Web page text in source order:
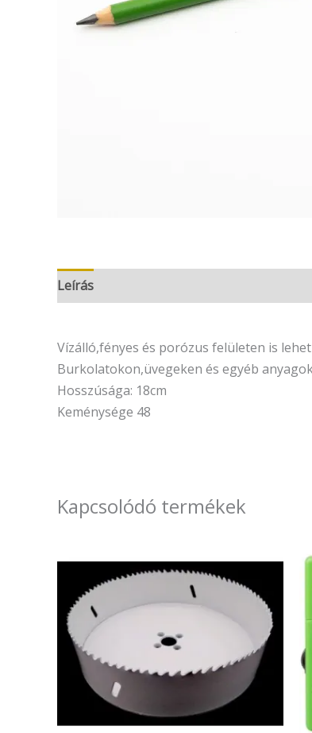
Leírás
Vízálló,fényes és porózus felületen is
Burkolatokon,üvegeken és egyéb
Hosszúsága: 18cm
Keménysége 48
Kapcsolódó termékek